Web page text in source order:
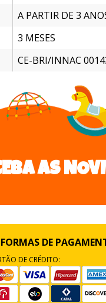
A PARTIR DE 3
3 MESES
CE-BRI/INNAC
AS
DE
DE CRÉDITO: